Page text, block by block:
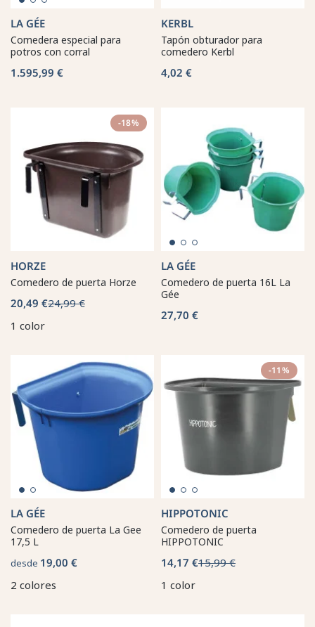
LA GÉE
Comedera especial para
potros con corral
1.595,99 €
KERBL
Tapón obturador para
comedero Kerbl
4,02 €
-18%
HORZE
Comedero de puerta Horze
20,49 €24,99 €
1 color
LA GÉE
Comedero de puerta 16L La
Gée
27,70 €
LA GÉE
Comedero de puerta La Gee
17,5 L
desde 19,00 €
2 colores
-11%
HIPPOTONIC
Comedero de puerta
HIPPOTONIC
14,17 €15,99 €
1 color